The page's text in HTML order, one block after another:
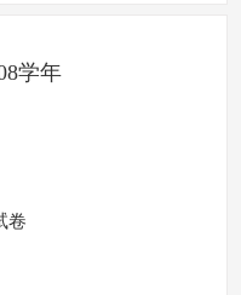
学年
卷